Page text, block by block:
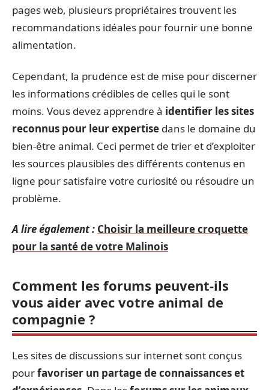
pages web, plusieurs propriétaires trouvent les
recommandations idéales pour fournir une bonne
alimentation.
Cependant, la prudence est de mise pour discerner
les informations crédibles de celles qui le sont
moins. Vous devez apprendre à identifier les sites
reconnus pour leur expertise dans le domaine du
bien-être animal. Ceci permet de trier et d’exploiter
les sources plausibles des différents contenus en
ligne pour satisfaire votre curiosité ou résoudre un
problème.
A lire également : Choisir la meilleure croquette
pour la santé de votre Malinois
Comment les forums peuvent-ils
vous aider avec votre animal de
compagnie ?
Les sites de discussions sur internet sont conçus
pourfavoriser un partage de connaissances et